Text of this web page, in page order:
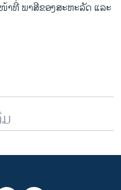
າທີ່ ພາສີຂອງສະຫະລັດ ແລະ